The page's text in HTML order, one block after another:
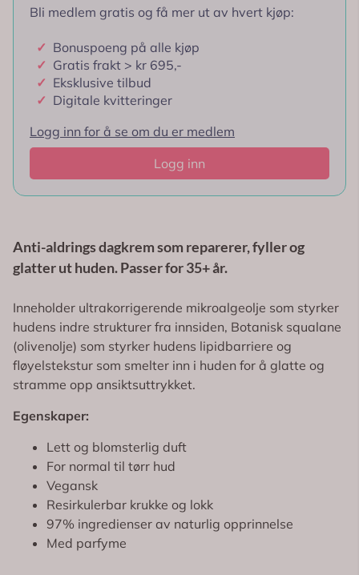
Bli medlem gratis og få mer ut av hvert kjøp:
✓ Bonuspoeng på alle kjøp
✓ Gratis frakt > kr 695,-
✓ Eksklusive tilbud
✓ Digitale kvitteringer
Logg inn for å se om du er medlem
Logg inn
Anti-aldrings dagkrem som reparerer, fyller og
glatter ut huden. Passer for 35+ år.
Inneholder ultrakorrigerende mikroalgeolje som styrker
hudens indre strukturer fra innsiden, Botanisk squalane
(olivenolje) som styrker hudens lipidbarriere og
fløyelstekstur som smelter inn i huden for å glatte og
stramme opp ansiktsuttrykket.
Egenskaper:
Lett og blomsterlig duft
For normal til tørr hud
Vegansk
Resirkulerbar krukke og lokk
97% ingredienser av naturlig opprinnelse
Med parfyme